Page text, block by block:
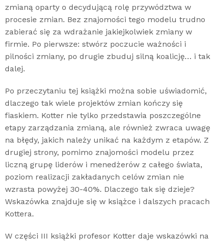
zmianą oparty o decydującą rolę przywództwa w
procesie zmian. Bez znajomości tego modelu trudno
zabierać się za wdrażanie jakiejkolwiek zmiany w
firmie. Po pierwsze: stwórz poczucie ważności i
pilności zmiany, po drugie zbuduj silną koalicję… i tak
dalej.
Po przeczytaniu tej książki można sobie uświadomić,
dlaczego tak wiele projektów zmian kończy się
fiaskiem. Kotter nie tylko przedstawia poszczególne
etapy zarządzania zmianą, ale również zwraca uwagę
na błędy, jakich należy unikać na każdym z etapów. Z
drugiej strony, pomimo znajomości modelu przez
liczną grupę liderów i menedżerów z całego świata,
poziom realizacji zakładanych celów zmian nie
wzrasta powyżej 30-40%. Dlaczego tak się dzieje?
Wskazówka znajduje się w książce i dalszych pracach
Kottera.
W części III książki profesor Kotter daje wskazówki na